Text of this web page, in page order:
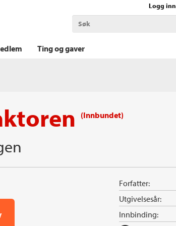
Logg inn
Ting og gaver
(Innbundet)
Forfatter:
Innbinding:
Utgivelsesår: